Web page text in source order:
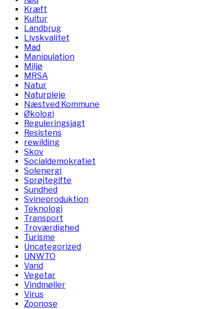
Kræft
Kultur
Landbrug
Livskvalitet
Mad
Manipulation
Miljø
MRSA
Natur
Naturpleje
Næstved Kommune
Økologi
Reguleringsjagt
Resistens
rewilding
Skov
Socialdemokratiet
Solenergi
Sprøjtegifte
Sundhed
Svineproduktion
Teknologi
Transport
Troværdighed
Turisme
Uncategorized
UNWTO
Vand
Vegetar
Vindmøller
Virus
Zoonose